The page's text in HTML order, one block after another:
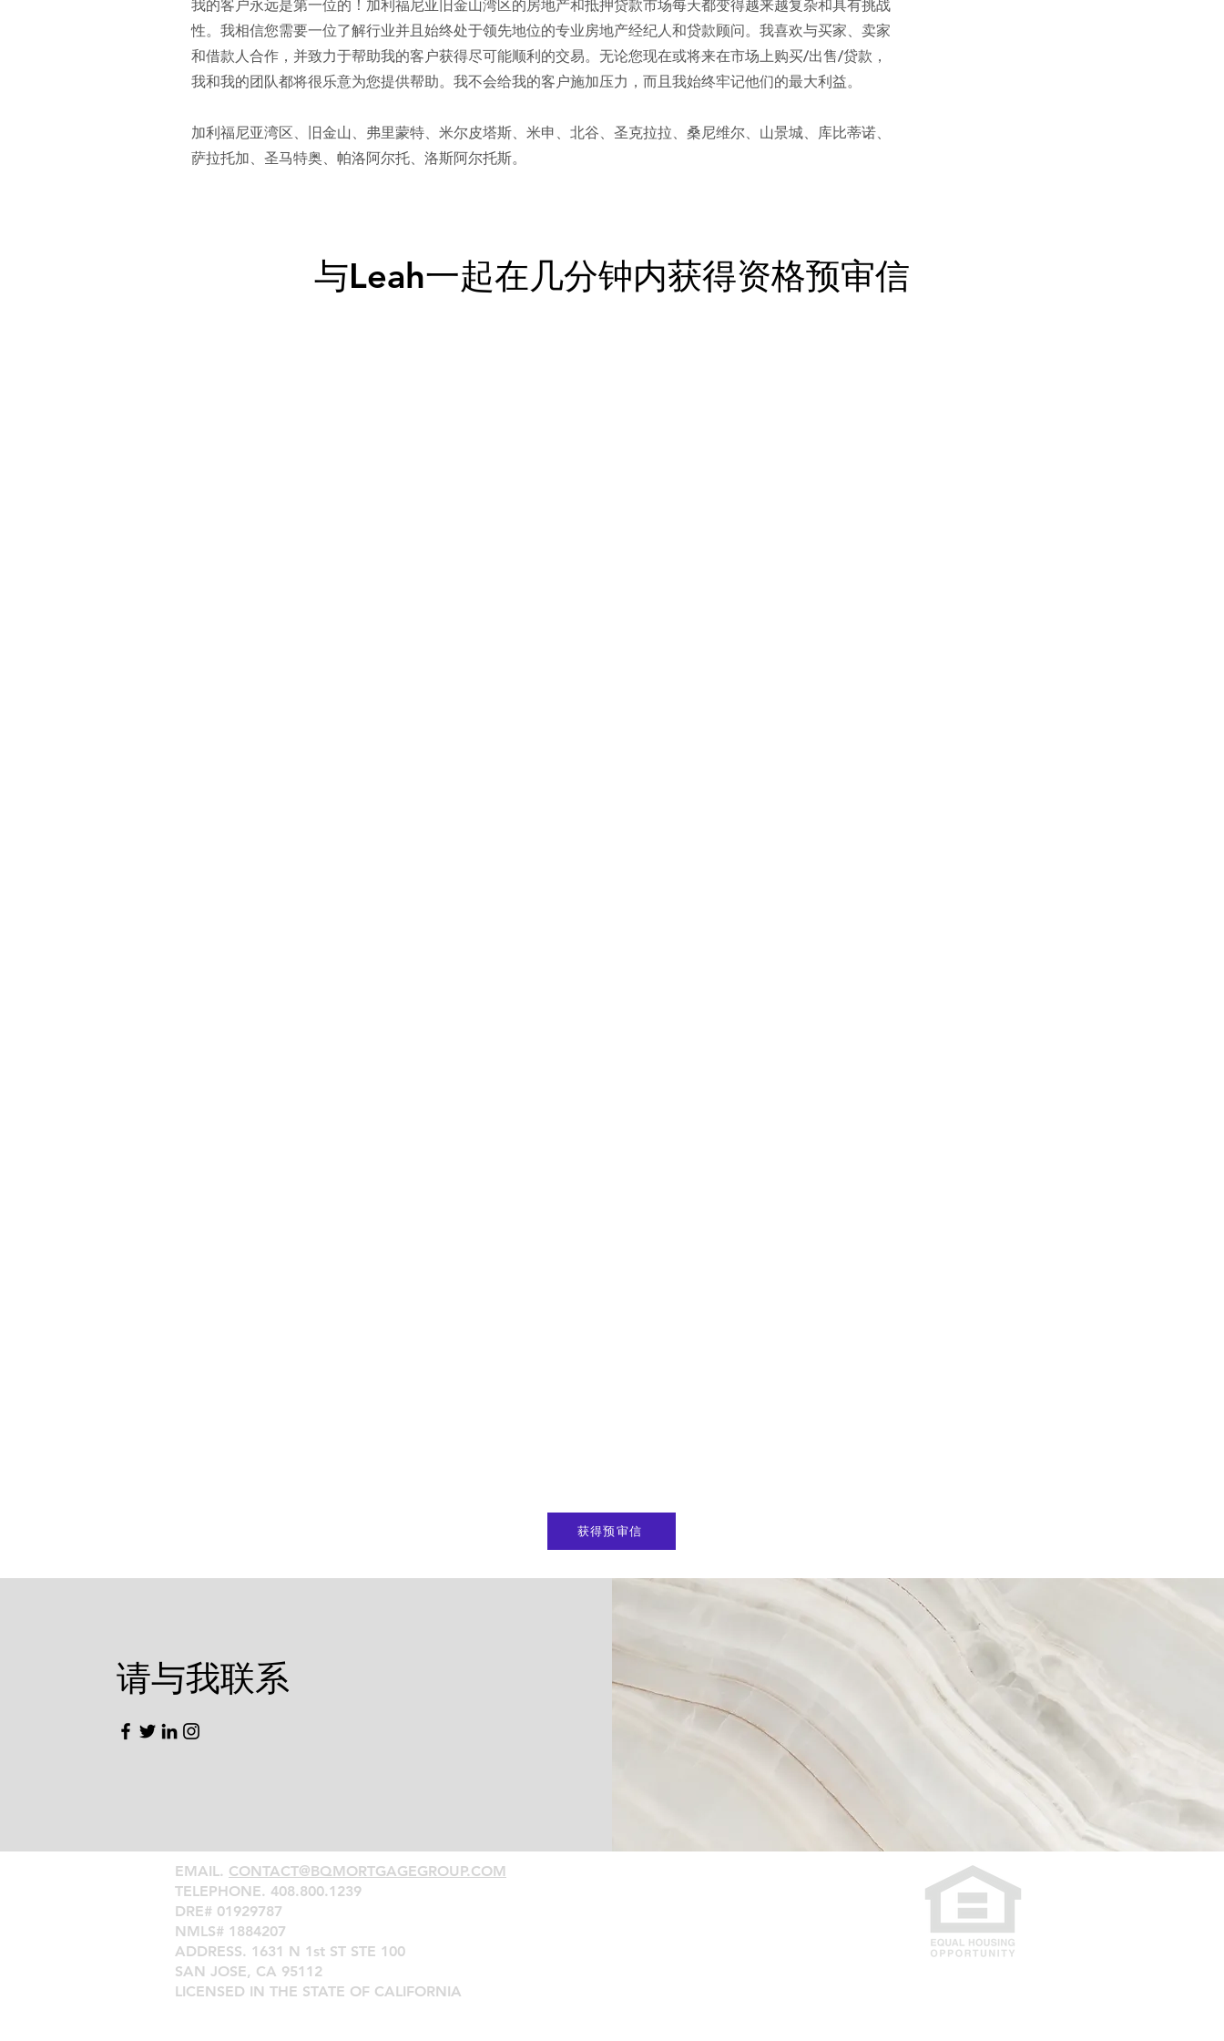
我的客户永远是第一位的！加利福尼亚旧金山湾区的房地产和抵押贷款市场每天都变得越来越复杂和具有挑战
性。我相信您需要一位了解行业并且始终处于领先地位的专业房地产经纪人和贷款顾问。我喜欢与买家、卖家
和借款人合作，并致力于帮助我的客户获得尽可能顺利的交易。无论您现在或将来在市场上购买/出售/贷款，
我和我的团队都将很乐意为您提供帮助。我不会给我的客户施加压力，而且我始终牢记他们的最大利益。
加利福尼亚湾区、旧金山、弗里蒙特、米尔皮塔斯、米申、北谷、圣克拉拉、桑尼维尔、山景城、库比蒂诺、
萨拉托加、圣马特奥、帕洛阿尔托、洛斯阿尔托斯。
与Leah一起在几分钟内获得资格预审信
获得预审信
​请与我联系
EMAIL. CONTACT@BQMORTGAGEGROUP.COM
TELEPHONE. ‪408.800.1239
DRE# 01929787
NMLS# 1884207
ADDRESS. 1631 N 1st ST STE 100
SAN JOSE, CA 95112
LICENSED IN THE STATE OF CALIFORNIA